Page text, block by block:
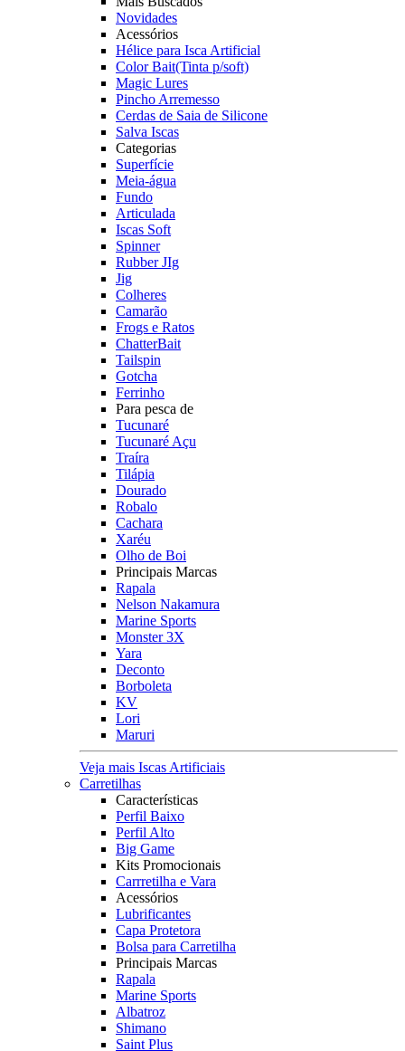
Novidades
Acessórios
Hélice para Isca Artificial
Color Bait(Tinta p/soft)
Magic Lures
Pincho Arremesso
Cerdas de Saia de Silicone
Salva Iscas
Categorias
Superfície
Meia-água
Fundo
Articulada
Iscas Soft
Spinner
Rubber JIg
Jig
Colheres
Camarão
Frogs e Ratos
ChatterBait
Tailspin
Gotcha
Ferrinho
Para pesca de
Tucunaré
Tucunaré Açu
Traíra
Tilápia
Dourado
Robalo
Cachara
Xaréu
Olho de Boi
Principais Marcas
Rapala
Nelson Nakamura
Marine Sports
Monster 3X
Yara
Deconto
Borboleta
KV
Lori
Maruri
Veja mais Iscas Artificiais
Carretilhas
Características
Perfil Baixo
Perfil Alto
Big Game
Kits Promocionais
Carrretilha e Vara
Acessórios
Lubrificantes
Capa Protetora
Bolsa para Carretilha
Principais Marcas
Rapala
Marine Sports
Albatroz
Shimano
Saint Plus